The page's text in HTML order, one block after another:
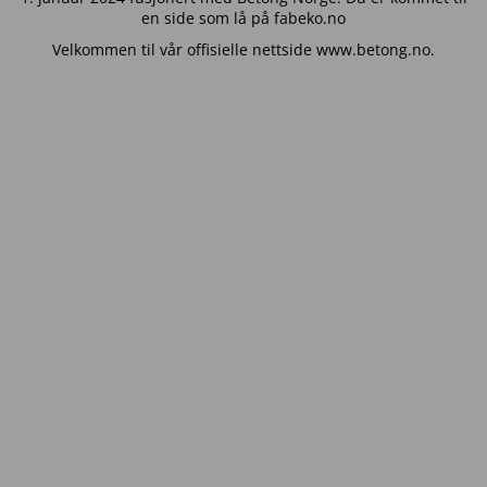
en side som lå på fabeko.no
Velkommen til vår offisielle nettside www.betong.no.